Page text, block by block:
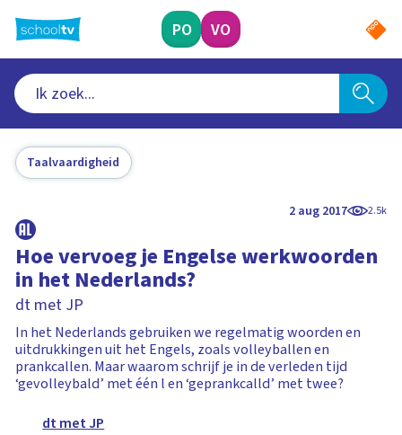
naar
hoofdinhoud
PO VO
Taalvaardigheid
2 aug 2017 2.5k
Hoe vervoeg je Engelse werkwoorden
in het Nederlands?
dt met JP
In het Nederlands gebruiken we regelmatig woorden en
uitdrukkingen uit het Engels, zoals volleyballen en
prankcallen. Maar waarom schrijf je in de verleden tijd
‘gevolleybald’ met één l en ‘geprankcalld’ met twee?
dt met JP